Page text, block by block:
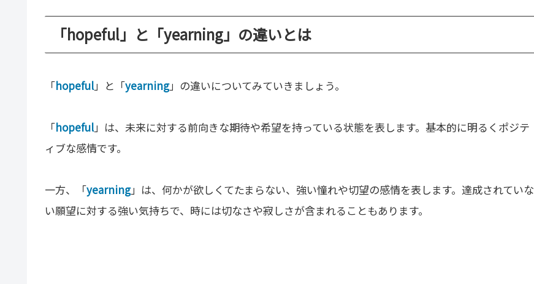
「hopeful」と「yearning」の違いとは
「hopeful」と「yearning」の違いについてみていきましょう。
「hopeful」は、未来に対する前向きな期待や希望を持っている状態を表します。基本的に明るくポジテ
ィブな感情です。
一方、「yearning」は、何かが欲しくてたまらない、強い憧れや切望の感情を表します。達成されていな
い願望に対する強い気持ちで、時には切なさや寂しさが含まれることもあります。